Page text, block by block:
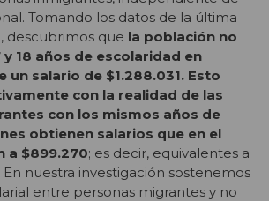
Tomando los datos de la última
descubrimos que la población no
18 años de escolaridad en
un salario de $1.288.031. Esto
con la realidad de las
con los mismos años de
obtienen salarios que en el
a $899.270; es decir, equivalentes a
En nuestra investigación sostenemos
entre personas migrantes y no